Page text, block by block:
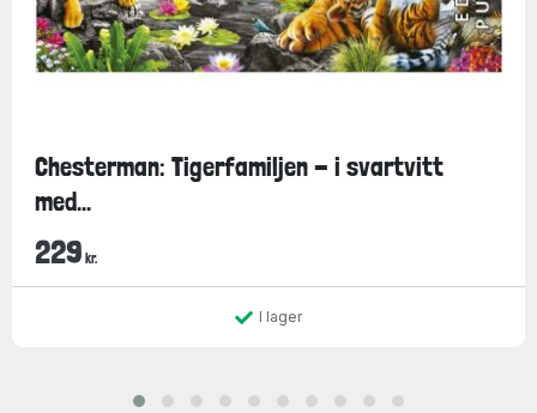
Chesterman: Tigerfamiljen - i svartvitt
med...
229 kr.
I lager